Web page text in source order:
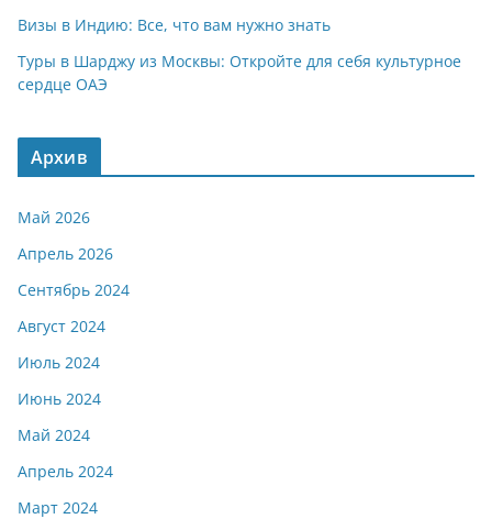
Визы в Индию: Все, что вам нужно знать
Туры в Шарджу из Москвы: Откройте для себя культурное
сердце ОАЭ
Архив
Май 2026
Апрель 2026
Сентябрь 2024
Август 2024
Июль 2024
Июнь 2024
Май 2024
Апрель 2024
Март 2024